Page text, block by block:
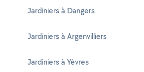
Jardiniers à Dangers
Jardiniers à Argenvilliers
Jardiniers à Yèvres